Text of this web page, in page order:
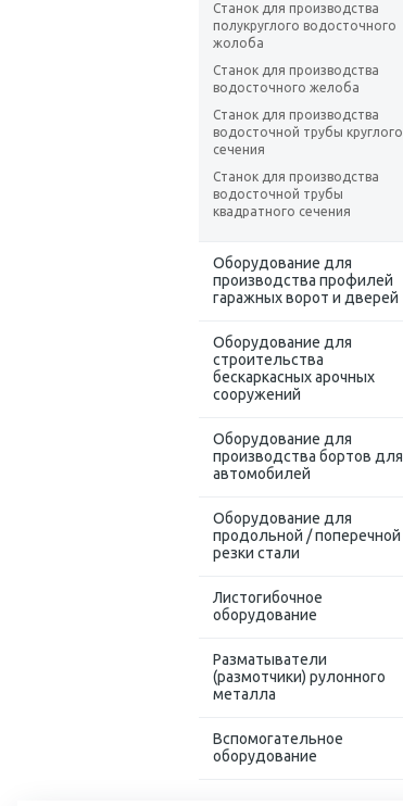
Станок для производства
полукруглого водосточного
жолоба
Станок для производства
водосточного желоба
Станок для производства
водосточной трубы круглого
сечения
Станок для производства
водосточной трубы
квадратного сечения
Оборудование для
производства профилей
гаражных ворот и дверей
Оборудование для
строительства
бескаркасных арочных
сооружений
Оборудование для
производства бортов для
автомобилей
Оборудование для
продольной / поперечной
резки стали
Листогибочное
оборудование
Разматыватели
(размотчики) рулонного
металла
Вспомогательное
оборудование